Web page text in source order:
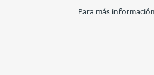
Para más